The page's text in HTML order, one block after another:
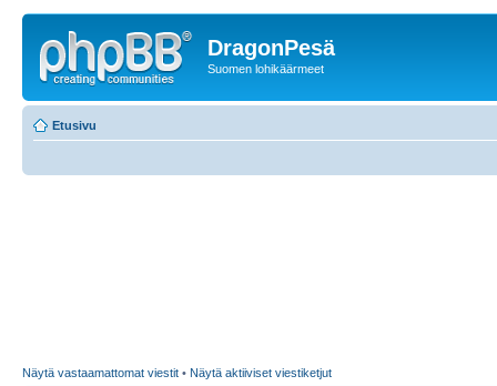
DragonPesä
Suomen lohikäärmeet
Etusivu
Näytä vastaamattomat viestit • Näytä aktiiviset viestiketjut